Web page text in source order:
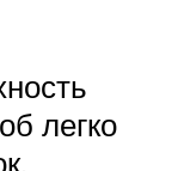
легко